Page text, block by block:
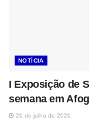
NOTÍCIA
I Exposição de
semana em
26 de julho de 2026